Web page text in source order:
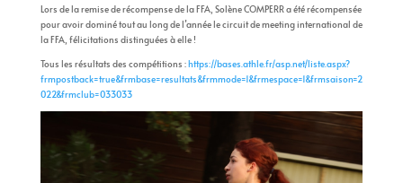
Lors de la remise de récompense de la FFA, Solène COMPERR a été récompensée
pour avoir dominé tout au long de l’année le circuit de meeting international de
la FFA, félicitations distinguées à elle !
Tous les résultats des compétitions :https://bases.athle.fr/asp.net/liste.aspx?
frmpostback=true&frmbase=resultats&frmmode=1&frmespace=1&frmsaison=2
022&frmclub=033033